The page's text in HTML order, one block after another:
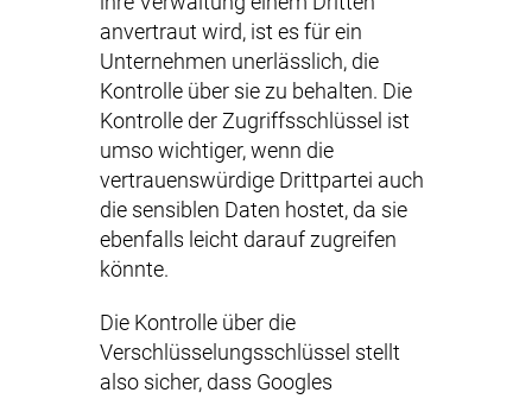
anvertraut wird, ist es für ein
Unternehmen unerlässlich, die
Kontrolle über sie zu behalten. Die
Kontrolle der Zugriffsschlüssel ist
umso wichtiger, wenn die
vertrauenswürdige Drittpartei auch
die sensiblen Daten hostet, da sie
ebenfalls leicht darauf zugreifen
könnte.
Die Kontrolle über die
Verschlüsselungsschlüssel stellt
also sicher, dass Googles